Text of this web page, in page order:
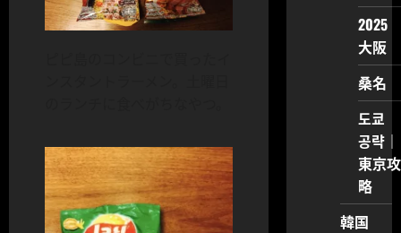
2025
大阪
桑名
도쿄
공략｜
東京攻
略
韓国